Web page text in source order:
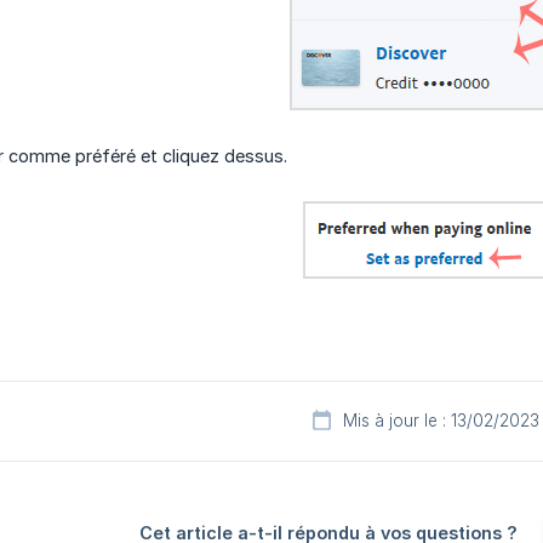
comme préféré et cliquez dessus.
Mis à jour le : 13/02/2023
Cet article a-t-il répondu à vos questions ?